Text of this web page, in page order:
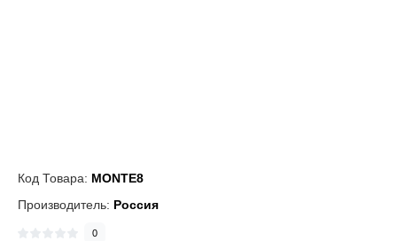
Код Товара: MONTE8
Производитель: Россия
0